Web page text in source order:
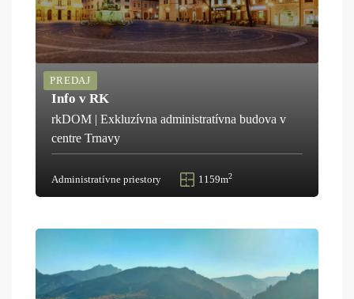
PREDAJ
Info v RK
rkDOM | Exkluzívna administratívna budova v
centre Trnavy
Administratívne priestory 1159m2